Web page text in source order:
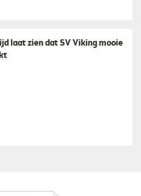
laat zien dat SV Viking mooie